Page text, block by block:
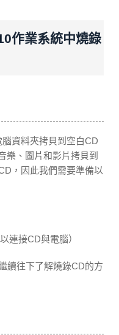
作業系統中燒錄
資料夾拷貝到空白CD
樂、圖片和影片拷貝到
，因此我們需要準備以
連接CD與電腦）
續往下了解燒錄CD的方